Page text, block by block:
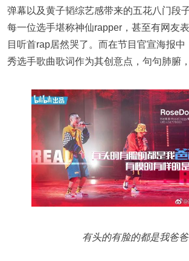
弹幕以及黄子韬综艺感带来的五花八门段
每一位选手堪称神仙rapper，甚至有网友
目听首rap居然哭了。而在节目官宣海报
秀选手歌曲歌词作为其创意点，句句肺腑
有头的有脸的都是我爸爸